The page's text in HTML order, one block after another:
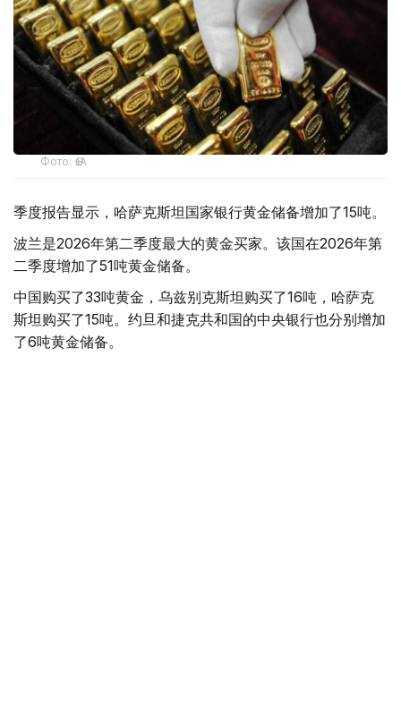
Фото: ӨзА
季度报告显示，哈萨克斯坦国家银行黄金储备增加了15吨。
波兰是2026年第二季度最大的黄金买家。该国在2026年第
二季度增加了51吨黄金储备。
中国购买了33吨黄金，乌兹别克斯坦购买了16吨，哈萨克
斯坦购买了15吨。约旦和捷克共和国的中央银行也分别增加
了6吨黄金储备。